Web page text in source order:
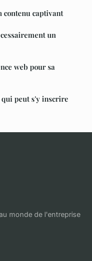
contenu captivant
un
web pour sa
peut s'y inscrire
monde de l'entreprise